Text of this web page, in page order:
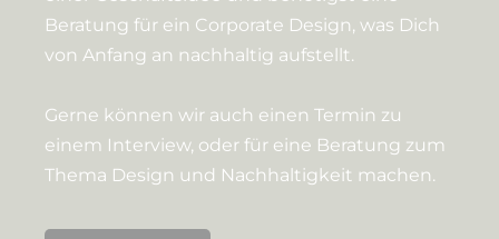
Beratung für ein Corporate Design, was Dich
von Anfang an nachhaltig aufstellt.
Gerne können wir auch einen Termin zu
einem Interview, oder für eine Beratung zum
Thema Design und Nachhaltigkeit machen.